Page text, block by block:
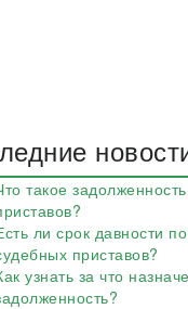
такое
ли срок давности
приставов?
узнать за что